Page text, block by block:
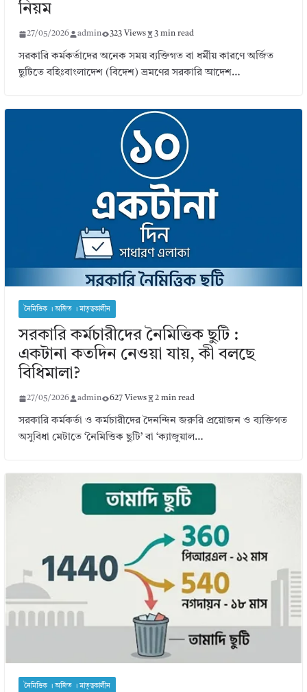
নিয়ম
27/05/2026 admin 323 Views 3 min read
সরকারি কর্মকর্তাদের অনেক সময় ব্যক্তিগত বা ধর্মীয় কারণে অর্জিত
ছুটিতে বহিঃবাংলাদেশ (বিদেশ) ভ্রমণের সরকারি আদেশ…
নৈমিত্তিক । অর্জিত । মাতৃত্বকালীন
সরকারি কর্মচারীদের নৈমিত্তিক ছুটি :
একটানা কতদিন নেওয়া যায়, কী বলছে
বিধিমালা?
27/05/2026 admin 627 Views 2 min read
সরকারি কর্মকর্তা ও কর্মচারীদের দৈনন্দিন জরুরি প্রয়োজন ও ব্যক্তিগত
অসুবিধা মেটাতে ‘নৈমিত্তিক ছুটি’ বা ‘ক্যাজুয়াল…
নৈমিত্তিক । অর্জিত । মাতৃত্বকালীন